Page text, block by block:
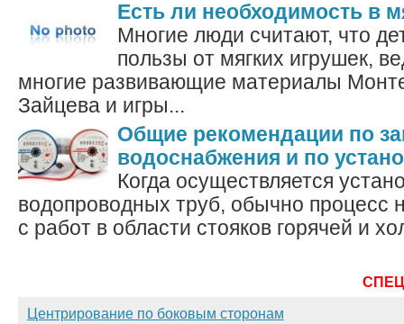
Есть ли необходимость в
Многие люди считают, что
пользы от мягких игрушек,
многие развивающие материалы
Зайцева и игры...
Общие рекомендации по
водоснабжения и по
Когда осуществляется
водопроводных труб, обычно процесс
с работ в области стояков горячей и
Центрирование по боковым сторонам